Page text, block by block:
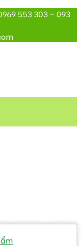
553 303 – 093